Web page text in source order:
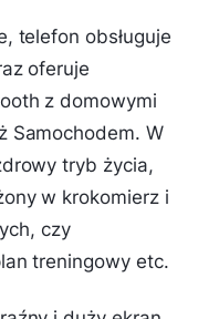
telefon obsługuje
oferuje
z domowymi
Samochodem. W
tryb życia,
w krokomierz i
czy
treningowy etc.